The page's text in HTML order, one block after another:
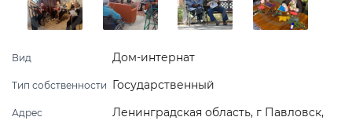
Вид Дом-интернат
Тип собственности Государственный
Адрес
Ленинградская область, г Павловск,